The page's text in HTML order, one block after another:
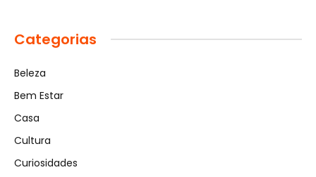
Categorias
Beleza
Bem Estar
Casa
Cultura
Curiosidades